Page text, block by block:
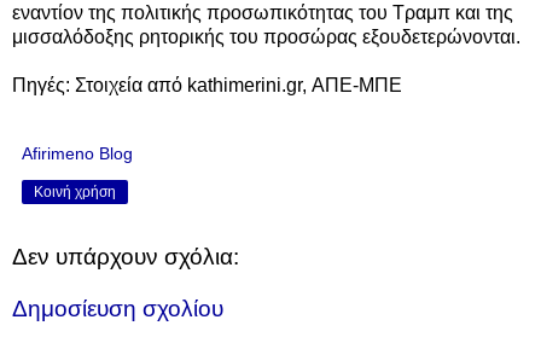
εναντίον της πολιτικής προσωπικότητας του Τραμπ και της
μισσαλόδοξης ρητορικής του προσώρας εξουδετερώνονται.
Πηγές: Στοιχεία από kathimerini.gr, ΑΠΕ-ΜΠΕ
Afirimeno Blog
Κοινή χρήση
Δεν υπάρχουν σχόλια:
Δημοσίευση σχολίου